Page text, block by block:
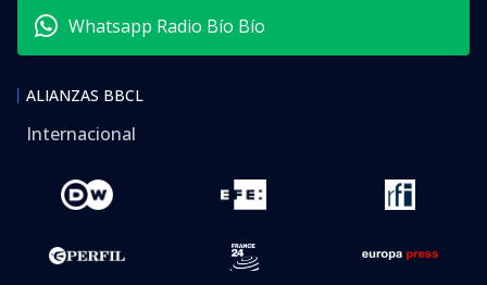
Whatsapp Radio Bío Bío
ALIANZAS BBCL
Internacional